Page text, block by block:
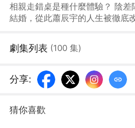
相親走錯桌是種什麼體驗？ 陰差
結婚，從此蕭辰宇的人生被徹底
劇集列表 (100 集)
分享:
猜你喜歡